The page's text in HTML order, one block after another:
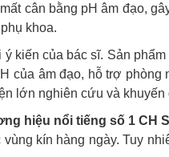
cân bằng pH âm đạo,
khoa.
kiến của bác sĩ. Sản
của âm đạo, hỗ trợ phòng
lớn nghiên cứu và khuyến
hiệu nổi tiếng số 1 CH
kín hàng ngày. Tuy